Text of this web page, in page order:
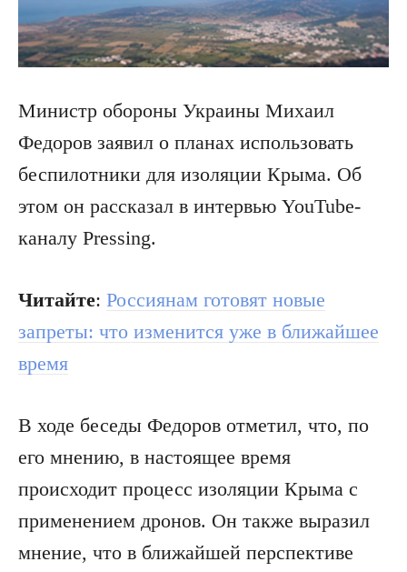
Министр обороны Украины Михаил
Федоров заявил о планах использовать
беспилотники для изоляции Крыма. Об
этом он рассказал в интервью YouTube-
каналу Pressing.
Читайте: Россиянам готовят новые
запреты: что изменится уже в ближайшее
время
В ходе беседы Федоров отметил, что, по
его мнению, в настоящее время
происходит процесс изоляции Крыма с
применением дронов. Он также выразил
мнение, что в ближайшей перспективе